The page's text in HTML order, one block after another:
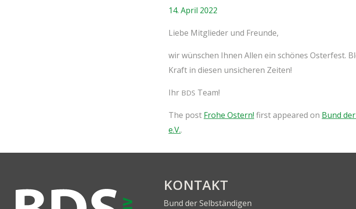
14. April 2022
Lie­be Mit­glie­der und Freunde,
wir wün­schen Ihnen Allen ein schö­nes Oster­fest.
Kraft in die­sen unsi­che­ren Zeiten!
Ihr BDS Team!
The post Fro­he Ostern! first appeared on Bund
e.V..
KON­TAKT
Bund der Selbständigen